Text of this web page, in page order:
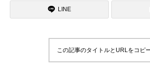
LINE
この記事のタイトルとURLをコピ